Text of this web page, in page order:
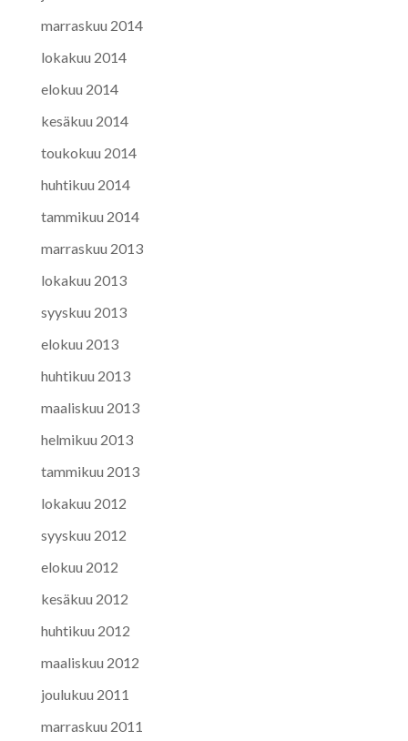
marraskuu 2014
lokakuu 2014
elokuu 2014
kesäkuu 2014
toukokuu 2014
huhtikuu 2014
tammikuu 2014
marraskuu 2013
lokakuu 2013
syyskuu 2013
elokuu 2013
huhtikuu 2013
maaliskuu 2013
helmikuu 2013
tammikuu 2013
lokakuu 2012
syyskuu 2012
elokuu 2012
kesäkuu 2012
huhtikuu 2012
maaliskuu 2012
joulukuu 2011
marraskuu 2011